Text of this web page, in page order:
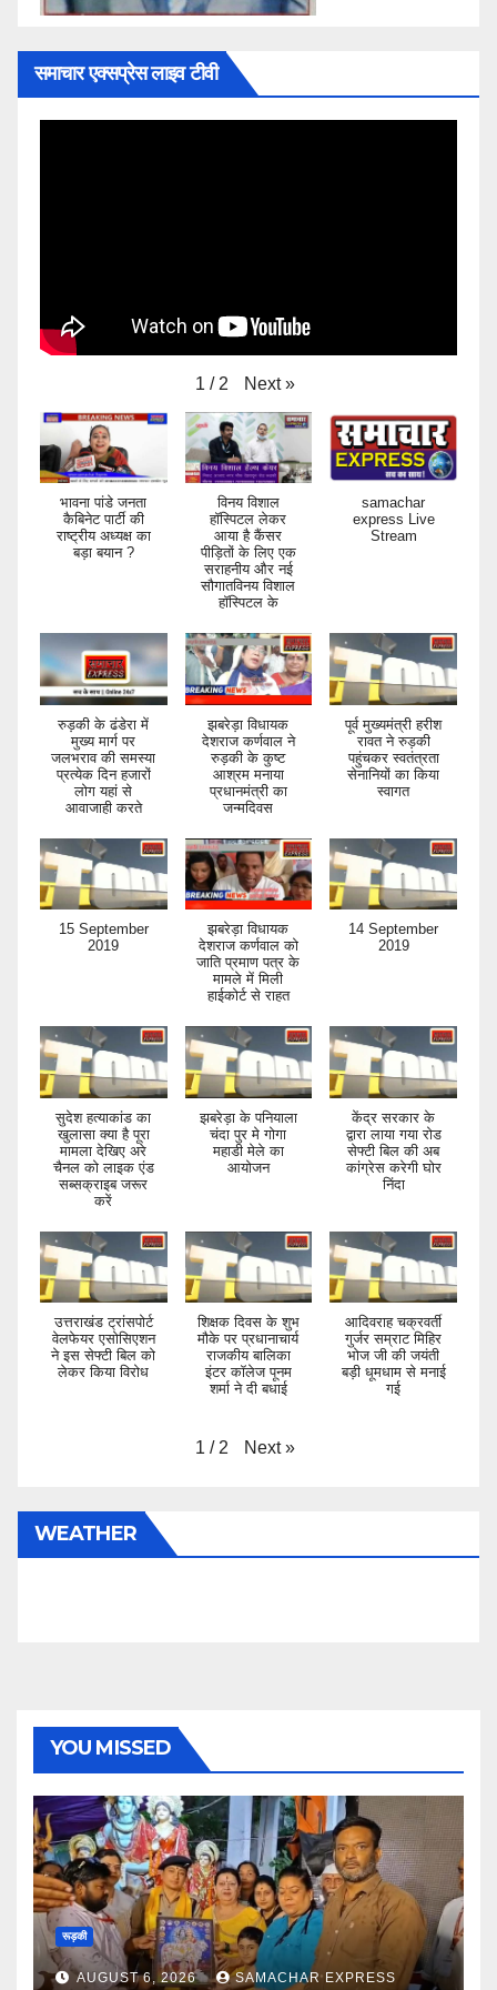
समाचार एक्सप्रेस लाइव टीवी
1 / 2 Next »
भावना पांडे जनता
कैबिनेट पार्टी की
राष्ट्रीय अध्यक्ष का
बड़ा बयान ?
विनय विशाल
हॉस्पिटल लेकर
आया है कैंसर
पीड़ितों के लिए एक
सराहनीय और नई
सौगातविनय विशाल
हॉस्पिटल के
samachar
express Live
Stream
रुड़की के ढंडेरा में
मुख्य मार्ग पर
जलभराव की समस्या
प्रत्येक दिन हजारों
लोग यहां से
आवाजाही करते
झबरेड़ा विधायक
देशराज कर्णवाल ने
रुड़की के कुष्ट
आश्रम मनाया
प्रधानमंत्री का
जन्मदिवस
पूर्व मुख्यमंत्री हरीश
रावत ने रुड़की
पहुंचकर स्वतंत्रता
सेनानियों का किया
स्वागत
15 September
2019
झबरेड़ा विधायक
देशराज कर्णवाल को
जाति प्रमाण पत्र के
मामले में मिली
हाईकोर्ट से राहत
14 September
2019
सुदेश हत्याकांड का
खुलासा क्या है पूरा
मामला देखिए अरे
चैनल को लाइक एंड
सब्सक्राइब जरूर
करें
झबरेड़ा के पनियाला
चंदा पुर मे गोगा
महाडी मेले का
आयोजन
केंद्र सरकार के
द्वारा लाया गया रोड
सेफ्टी बिल की अब
कांग्रेस करेगी घोर
निंदा
उत्तराखंड ट्रांसपोर्ट
वेलफेयर एसोसिएशन
ने इस सेफ्टी बिल को
लेकर किया विरोध
शिक्षक दिवस के शुभ
मौके पर प्रधानाचार्य
राजकीय बालिका
इंटर कॉलेज पूनम
शर्मा ने दी बधाई
आदिवराह चक्रवर्ती
गुर्जर सम्राट मिहिर
भोज जी की जयंती
बड़ी धूमधाम से मनाई
गई
1 / 2 Next »
WEATHER
YOU MISSED
रूड़की
AUGUST 6, 2026 SAMACHAR EXPRESS